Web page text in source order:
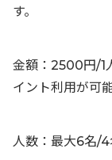
す。
金額：2500円/
イント利用が可
人数：最大6名/